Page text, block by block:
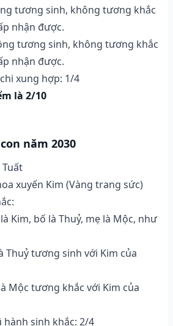
tương sinh, không tương khắc
nhận được.
tương sinh, không tương khắc
nhận được.
xung hợp: 1/4
là 2/10
năm 2030
xuyến Kim (Vàng trang sức)
Kim, bố là Thuỷ, mẹ là Mộc, như
Thuỷ tương sinh với Kim của
Mộc tương khắc với Kim của
sinh khắc: 2/4